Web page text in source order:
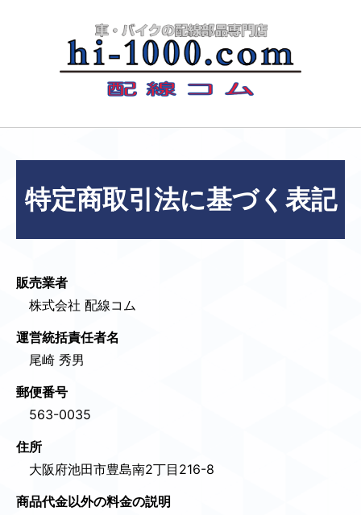
特定商取引法に基づく表記
販売業者
株式会社 配線コム
運営統括責任者名
尾崎 秀男
郵便番号
563-0035
住所
大阪府池田市豊島南2丁目216-8
商品代金以外の料金の説明